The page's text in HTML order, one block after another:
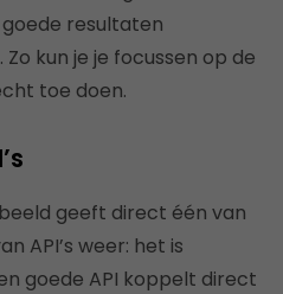
resultaten
kun je je focussen op de
toe doen.
geeft direct één van
API’s weer: het is
goede API koppelt direct